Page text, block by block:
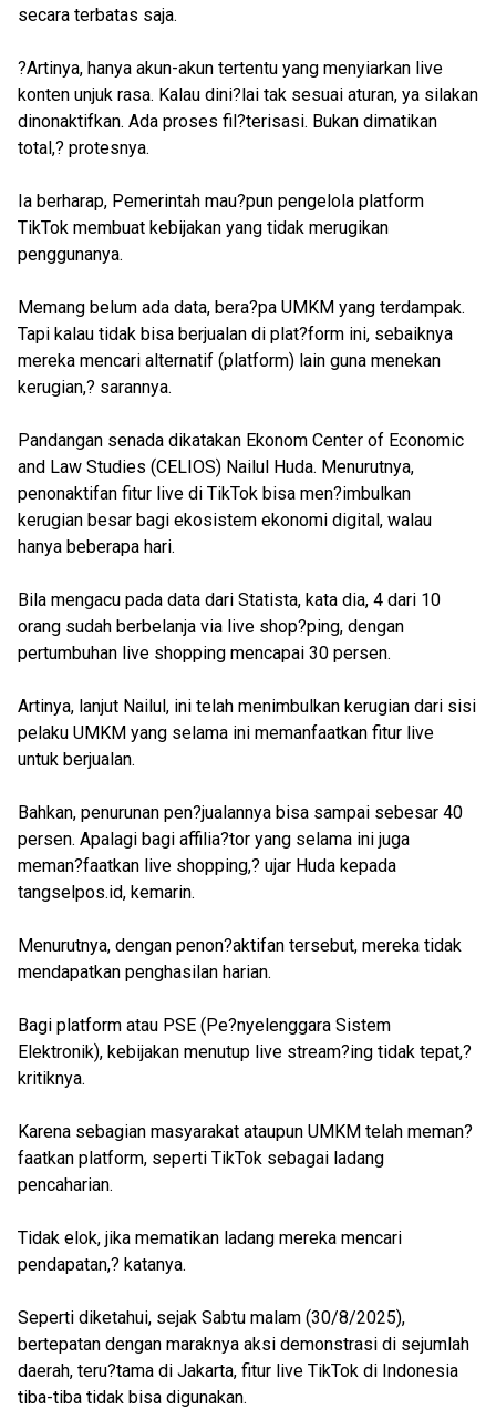
secara terbatas saja.
?Artinya, hanya akun-akun tertentu yang menyiarkan live
konten unjuk rasa. Kalau dini?lai tak sesuai aturan, ya silakan
dinonaktifkan. Ada proses fil?terisasi. Bukan dimatikan
total,? protesnya.
Ia berharap, Pemerintah mau?pun pengelola platform
TikTok membuat kebijakan yang tidak merugikan
penggunanya.
Memang belum ada data, bera?pa UMKM yang terdampak.
Tapi kalau tidak bisa berjualan di plat?form ini, sebaiknya
mereka mencari alternatif (platform) lain guna menekan
kerugian,? sarannya.
Pandangan senada dikatakan Ekonom Center of Economic
and Law Studies (CELIOS) Nailul Huda. Menurutnya,
penonaktifan fitur live di TikTok bisa men?imbulkan
kerugian besar bagi ekosistem ekonomi digital, walau
hanya beberapa hari.
Bila mengacu pada data dari Statista, kata dia, 4 dari 10
orang sudah berbelanja via live shop?ping, dengan
pertumbuhan live shopping mencapai 30 persen.
Artinya, lanjut Nailul, ini telah menimbulkan kerugian dari sisi
pelaku UMKM yang selama ini memanfaatkan fitur live
untuk berjualan.
Bahkan, penurunan pen?jualannya bisa sampai sebesar 40
persen. Apalagi bagi affilia?tor yang selama ini juga
meman?faatkan live shopping,? ujar Huda kepada
tangselpos.id, kemarin.
Menurutnya, dengan penon?aktifan tersebut, mereka tidak
mendapatkan penghasilan harian.
Bagi platform atau PSE (Pe?nyelenggara Sistem
Elektronik), kebijakan menutup live stream?ing tidak tepat,?
kritiknya.
Karena sebagian masyarakat ataupun UMKM telah meman?
faatkan platform, seperti TikTok sebagai ladang
pencaharian.
Tidak elok, jika mematikan ladang mereka mencari
pendapatan,? katanya.
Seperti diketahui, sejak Sabtu malam (30/8/2025),
bertepatan dengan maraknya aksi demonstrasi di sejumlah
daerah, teru?tama di Jakarta, fitur live TikTok di Indonesia
tiba-tiba tidak bisa digunakan.